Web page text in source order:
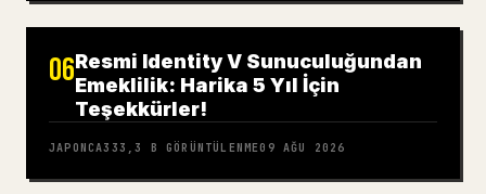
06Resmi Identity V Sunuculuğundan
Emeklilik: Harika 5 Yıl İçin
Teşekkürler!
JAPONCA333,3 B GÖRÜNTÜLENME09 AĞU 2026